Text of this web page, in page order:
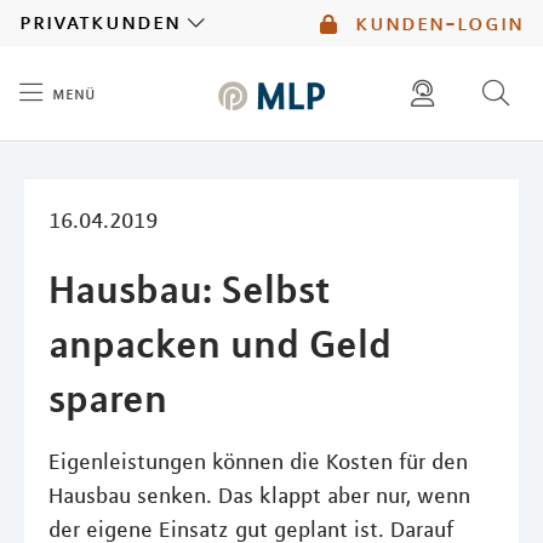
kunden-login
privatkunden
menü
16.04.2019
Hausbau: Selbst
anpacken und Geld
sparen
Eigenleistungen können die Kosten für den
Hausbau senken. Das klappt aber nur, wenn
der eigene Einsatz gut geplant ist. Darauf